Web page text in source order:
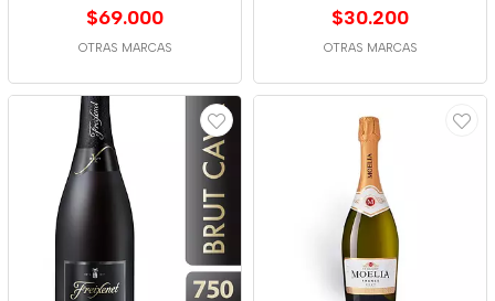
$69.000
OTRAS MARCAS
$30.200
OTRAS MARCAS